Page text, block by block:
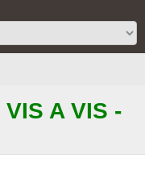
A VIS -